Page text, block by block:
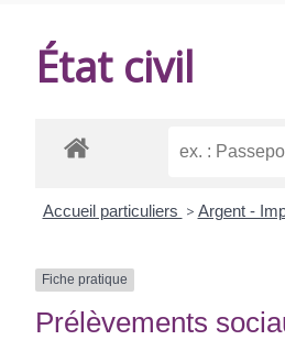
État civil
Accueil particuliers > Argent -
Fiche pratique
Prélèvements